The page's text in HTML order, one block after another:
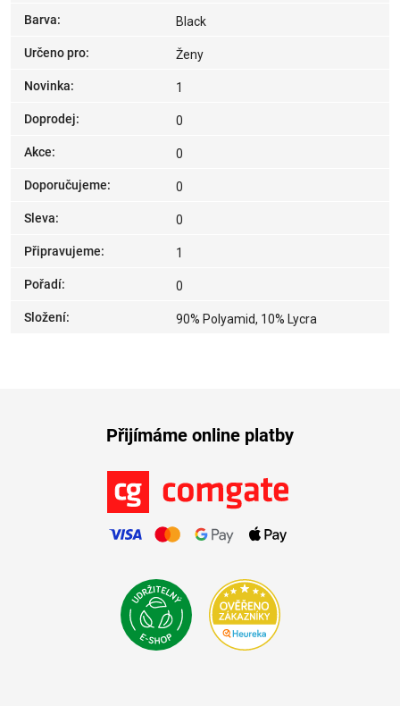
Barva: Black
Určeno pro: Ženy
Novinka: 1
Doprodej: 0
Akce: 0
Doporučujeme: 0
Sleva: 0
Připravujeme: 1
Pořadí: 0
Složení: 90% Polyamid, 10% Lycra
Přijímáme online platby